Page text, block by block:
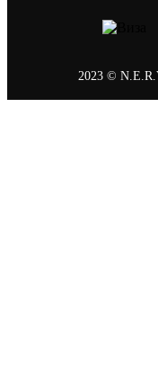
2023 ©